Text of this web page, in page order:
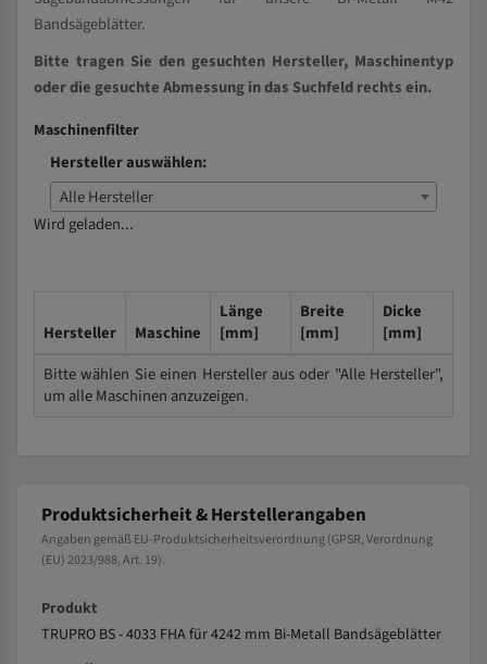
Bandsägeblätter.
Bitte tragen Sie den gesuchten Hersteller, Maschinentyp
oder die gesuchte Abmessung in das Suchfeld rechts ein.
Maschinenfilter
Hersteller auswählen:
Alle Hersteller
Wird geladen...
Hersteller Maschine
Länge
[mm]
Breite
[mm]
Dicke
[mm]
Bitte wählen Sie einen Hersteller aus oder "Alle Hersteller",
um alle Maschinen anzuzeigen.
Produktsicherheit & Herstellerangaben
Angaben gemäß EU-Produktsicherheitsverordnung (GPSR, Verordnung
(EU) 2023/988, Art. 19).
Produkt
TRUPRO BS - 4033 FHA für 4242 mm Bi-Metall Bandsägeblätter